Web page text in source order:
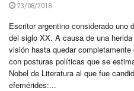
23/08/2018
Escritor argentino considerado uno
del siglo XX. A causa de una
visión hasta quedar
con posturas políticas que se
Nobel de Literatura al que fue
efemérides:...